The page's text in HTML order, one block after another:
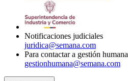
Notificaciones judiciales
juridica@semana.com
Para contactar a gestión humana
gestionhumana@semana.com